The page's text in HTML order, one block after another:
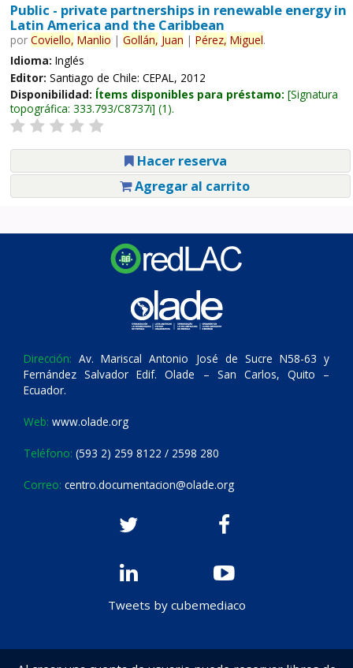
Public - private partnerships in renewable energy in
Latin America and the Caribbean
por Coviello, Manlio | Gollán, Juan | Pérez, Miguel.
Idioma: Inglés
Editor: Santiago de Chile: CEPAL, 2012
Disponibilidad: Ítems disponibles para préstamo: Signatura
topográfica: 333.793/C8737i (1).
Hacer reserva
Agregar al carrito
Dirección: Av. Mariscal Antonio José de Sucre N58-63 y
Fernández Salvador Edif. Olade – San Carlos, Quito –
Ecuador.
Web: www.olade.org
Teléfono: (593 2) 259 8122 / 2598 280
Correo: centro.documentacion@olade.org
Tweets by cubemediaco